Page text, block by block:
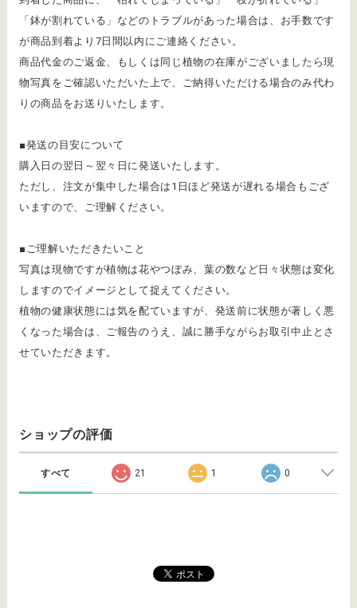
「鉢が割れている」などのトラブルがあった場合は、お手数です
が商品到着より7日間以内にご連絡ください。
商品代金のご返金、もしくは同じ植物の在庫がございましたら現
物写真をご確認いただいた上で、ご納得いただける場合のみ代わ
りの商品をお送りいたします。
■発送の目安について
購入日の翌日～翌々日に発送いたします。
ただし、注文が集中した場合は1日ほど発送が遅れる場合もござ
いますので、ご理解ください。
■ご理解いただきたいこと
写真は現物ですが植物は花やつぼみ、葉の数など日々状態は変化
しますのでイメージとして捉えてください。
植物の健康状態には気を配ていますが、発送前に状態が著しく悪
くなった場合は、ご報告のうえ、誠に勝手ながらお取引中止とさ
せていただきます。
ショップの評価
すべて 21 1 0